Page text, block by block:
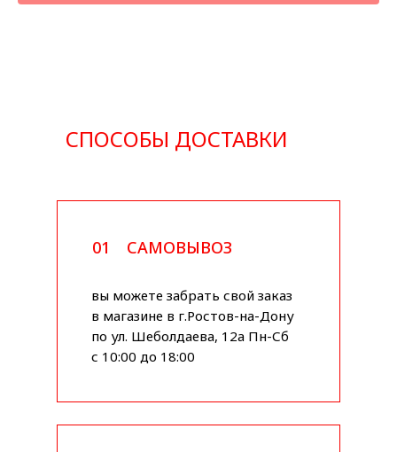
СПОСОБЫ ДОСТАВКИ
САМОВЫВОЗ
01
вы можете забрать свой заказ
в магазине в г.Ростов-на-Дону
по ул. Шеболдаева, 12а Пн-Сб
с 10:00 до 18:00